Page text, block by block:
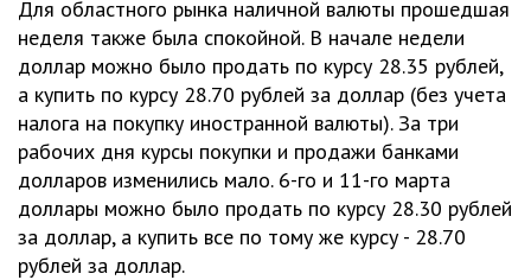
Для областного рынка наличной валюты прошедшая
неделя также была спокойной. В начале недели
доллар можно было продать по курсу 28.35 рублей,
а купить по курсу 28.70 рублей за доллар (без учета
налога на покупку иностранной валюты). За три
рабочих дня курсы покупки и продажи банками
долларов изменились мало. 6-го и 11-го марта
доллары можно было продать по курсу 28.30 рублей
за доллар, а купить все по тому же курсу - 28.70
рублей за доллар.